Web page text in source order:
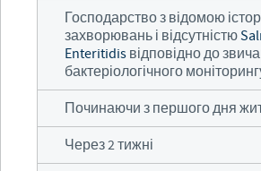
Господарство з відомою
захворювань і відсутністю
Enteritidis відповідно до
бактеріологічного
Починаючи з першого дня
Через 2 тижні